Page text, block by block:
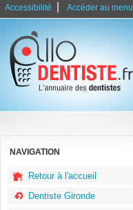
Accessibilité Accéder au menu
NAVIGATION
Retour à l'accueil
Dentiste Gironde